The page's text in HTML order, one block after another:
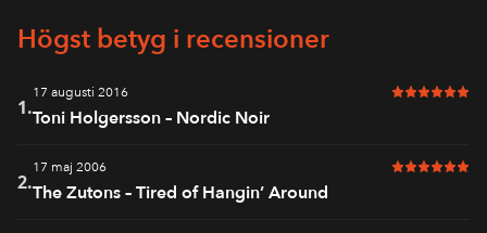
Högst betyg i recensioner
1.
17 augusti 2016 6 av 6 i
Toni Holgersson – Nordic Noir
2.
17 maj 2006 6 av 6 i
The Zutons – Tired of Hangin’ Around